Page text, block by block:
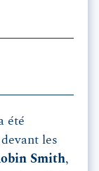
été
devant les
Smith,